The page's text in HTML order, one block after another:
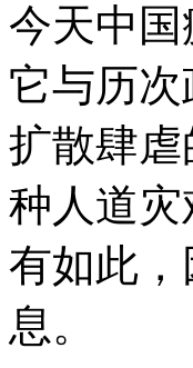
今天中
它与历
扩散肆
种人道
有如此
息。